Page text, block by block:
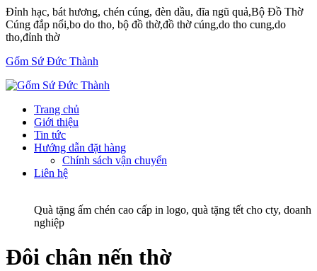
Đỉnh hạc, bát hương, chén cúng, đèn dầu, đĩa ngũ quả,Bộ Đồ Thờ
Cúng đắp nổi,bo do tho, bộ đồ thờ,đồ thờ cúng,do tho cung,do
tho,đỉnh thờ
Gốm Sứ Đức Thành
Trang chủ
Giới thiệu
Tin tức
Hướng dẫn đặt hàng
Chính sách vận chuyển
Liên hệ
Quà tặng ấm chén cao cấp in logo, quà tặng tết cho cty, doanh
nghiệp
Đôi chân nến thờ